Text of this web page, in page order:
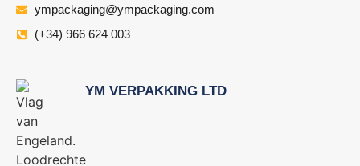
ympackaging@ympackaging.com
(+34) 966 624 003
YM VERPAKKING LTD